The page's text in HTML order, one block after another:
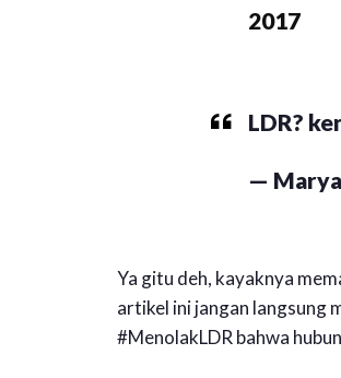
2017
LDR?
—
Ya gitu deh, kayaknya
artikel ini jangan langsung
#MenolakLDR bahwa